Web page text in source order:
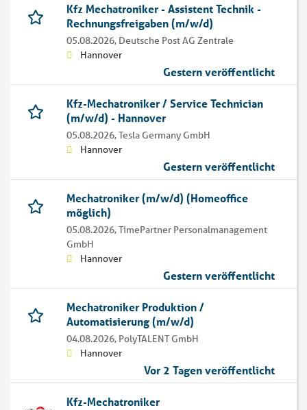
Kfz Mechatroniker - Assistent Technik -
Rechnungsfreigaben (m/w/d)
05.08.2026, Deutsche Post AG Zentrale
Hannover
Gestern veröffentlicht
Kfz-Mechatroniker / Service Technician
(m/w/d) - Hannover
05.08.2026,Tesla Germany GmbH
Hannover
Gestern veröffentlicht
Mechatroniker (m/w/d) (Homeoffice
möglich)
05.08.2026,TimePartner Personalmanagement
GmbH
Hannover
Gestern veröffentlicht
Mechatroniker Produktion /
Automatisierung (m/w/d)
04.08.2026, PolyTALENT GmbH
Hannover
Vor 2 Tagen veröffentlicht
Kfz-Mechatroniker